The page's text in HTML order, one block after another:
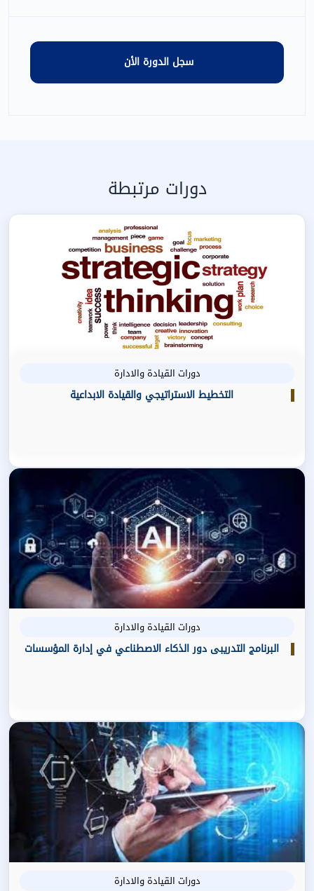
دورات مرتبطة
دورات القيادة والادارة
التخطيط الاستراتيجي والقيادة الابداعية
دورات القيادة والادارة
البرنامج التدريبى دور الذكاء الاصطناعي في إدارة المؤسسات
دورات القيادة والادارة